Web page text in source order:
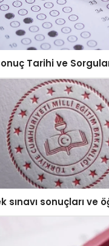
Tarihi ve
sınavı sonuçları ve